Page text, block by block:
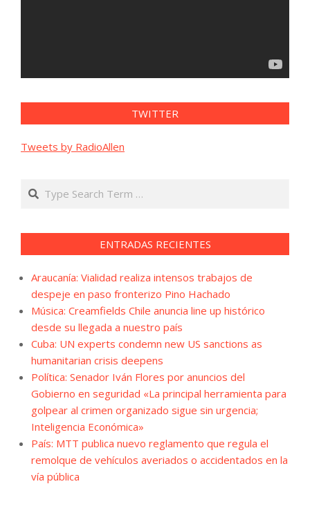
TWITTER
Tweets by RadioAllen
Search
ENTRADAS RECIENTES
Araucanía: Vialidad realiza intensos trabajos de
despeje en paso fronterizo Pino Hachado
Música: Creamfields Chile anuncia line up histórico
desde su llegada a nuestro país
Cuba: UN experts condemn new US sanctions as
humanitarian crisis deepens
Política: Senador Iván Flores por anuncios del
Gobierno en seguridad «La principal herramienta para
golpear al crimen organizado sigue sin urgencia;
Inteligencia Económica»
País: MTT publica nuevo reglamento que regula el
remolque de vehículos averiados o accidentados en la
vía pública